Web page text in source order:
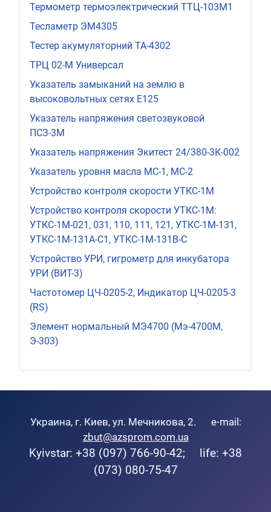
Термометр термоэлектрический ТТЦ-103М1
Тесламетр ЭМ4305
Тестер акумуляторний ТА-4302
ТРЦ 02-М Универсал
Указатель замыканий на землю в
высоковольтных сетях Е125
Указатель напряжения светозвуковой
ПСЗ-3М
Указатель напряжения Экитест 24/380-3К-002
Указатель уровня масла МС-1, МС-2
Устройство контроля скорости УТКС-1М
Устройство контроля скорости УТКС-1М:
УТКС-1М-021, 031, 110, 111, 121, УТКС-1М-131,
УТКС-1М-131A-C1, УТКС-1М-131В-С
Устройство УРИ, гигрометр для инкубатора
УРИ (ВИТ-3)
Частотомер ЦЧ-0205-2, Индикатор ЦЧ-0205-3
(RS)
Элемент нормальный МЭ4700 (Мэ-4700М,
Э-303)
Украина, г. Киев, ул. Мечникова, 2. e-mail:
zbut@azsprom.com.ua
Kyivstar: +38 (097) 766-90-42; life: +38
(073) 080-75-47